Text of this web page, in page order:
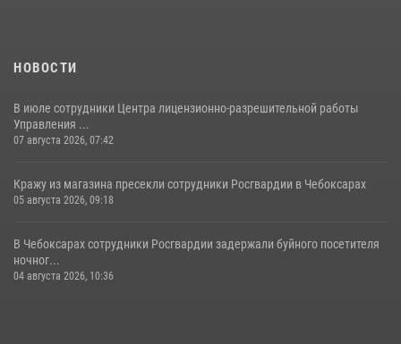
НОВОСТИ
В июле сотрудники Центра лицензионно-разрешительной работы
Управления ...
07 августа 2026, 07:42
Кражу из магазина пресекли сотрудники Росгвардии в Чебоксарах
05 августа 2026, 09:18
В Чебоксарах сотрудники Росгвардии задержали буйного посетителя
ночног...
04 августа 2026, 10:36